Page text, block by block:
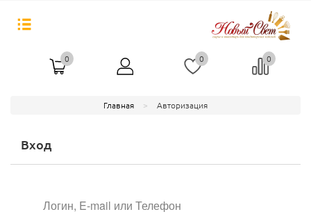
0 0 0
Главная Авторизация
Вход